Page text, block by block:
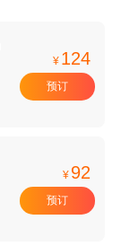
¥ 124
预订
¥ 92
预订